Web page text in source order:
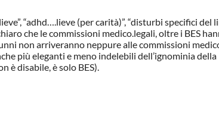
“adhd….lieve (per carità)”, “disturbi specifici del
che le commissioni medico.legali, oltre i BES
non arriveranno neppure alle commissioni
più eleganti e meno indelebili dell’ignominia
è disabile, è solo BES).